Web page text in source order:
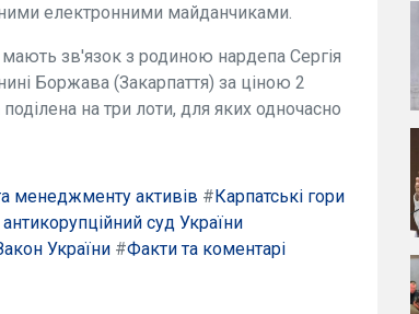
електронними майданчиками.
зв'язок з родиною нардепа Сергія
Боржава (Закарпаття) за ціною 2
на три лоти, для яких одночасно
менеджменту активів #Карпатські гори
суд України
України #Факти та коментарі